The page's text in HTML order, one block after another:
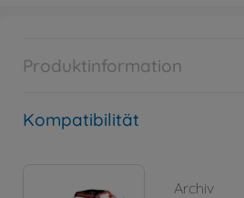
Produktinformation
Kompatibilität
Archiv